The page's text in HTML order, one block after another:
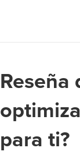
Reseña
para ti?